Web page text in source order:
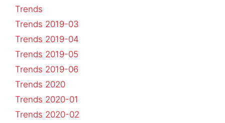
Trends
Trends 2019-03
Trends 2019-04
Trends 2019-05
Trends 2019-06
Trends 2020
Trends 2020-01
Trends 2020-02